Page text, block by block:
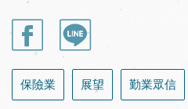
保險業 展望 勤業眾信